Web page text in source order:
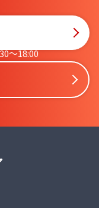
〜18:00